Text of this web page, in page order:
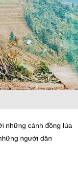
những cánh đồng lúa
người dân